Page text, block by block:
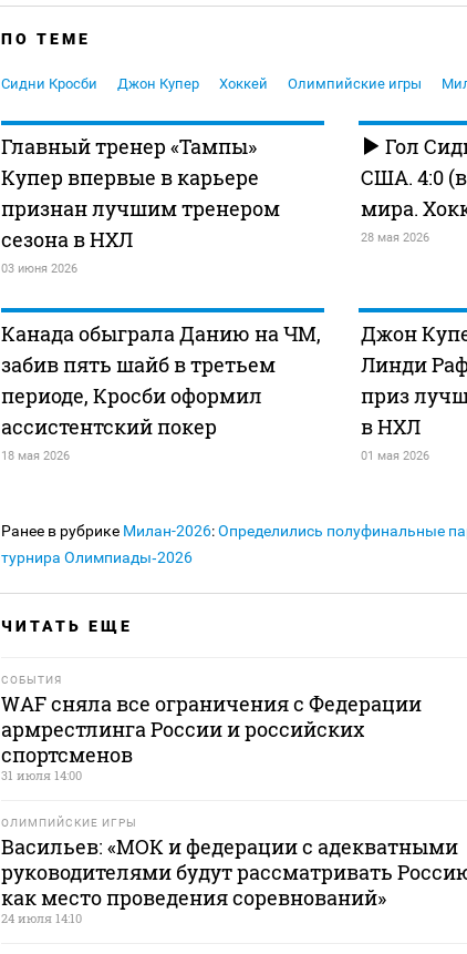
ПО ТЕМЕ
Сидни Кросби Джон Купер Хоккей Олимпийские игры
Главный тренер «Тампы»
Купер впервые в карьере
признан лучшим тренером
сезона в НХЛ
03 июня 2026
Гол
США. 4:0
мира.
28 мая 2026
Канада обыграла Данию на ЧМ,
забив пять шайб в третьем
периоде, Кросби оформил
ассистентский покер
18 мая 2026
Джон
Линди
приз
в НХЛ
01 мая 2026
Ранее в рубрике Милан-2026:Определились полуфинальные
турнира Олимпиады‑2026
ЧИТАТЬ ЕЩЕ
СОБЫТИЯ
WAF сняла все ограничения с Федерации
армрестлинга России и российских
спортсменов
31 июля 14:00
ОЛИМПИЙСКИЕ ИГРЫ
Васильев: «МОК и федерации с адекватными
руководителями будут рассматривать
как место проведения соревнований»
24 июля 14:10